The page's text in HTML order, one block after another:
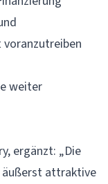
weiter
ergänzt: „Die
äußerst attraktive